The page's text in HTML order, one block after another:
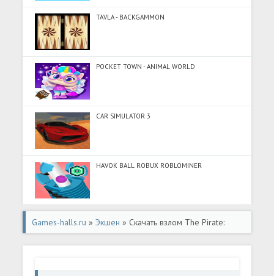
TAVLA - BACKGAMMON
POCKET TOWN - ANIMAL WORLD
CAR SIMULATOR 3
HAVOK BALL ROBUX ROBLOMINER
Games-halls.ru »Экшен » Скачать взлом The Pirate:
Caribbean Hunt (Зе Пират) [МОД Mega Pack] - последняя